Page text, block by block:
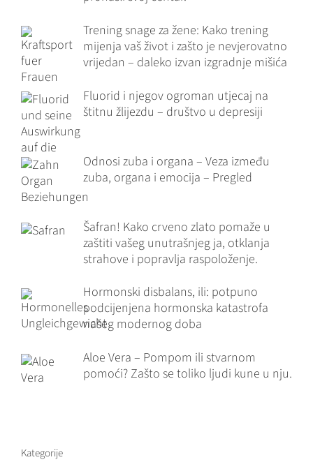
Trening snage za žene: Kako trening
mijenja vaš život i zašto je nevjerovatno
vrijedan – daleko izvan izgradnje mišića
Fluorid i njegov ogroman utjecaj na
štitnu žlijezdu – društvo u depresiji
Odnosi zuba i organa – Veza između
zuba, organa i emocija – Pregled
Šafran! Kako crveno zlato pomaže u
zaštiti vašeg unutrašnjeg ja, otklanja
strahove i popravlja raspoloženje.
Hormonski disbalans, ili: potpuno
podcijenjena hormonska katastrofa
našeg modernog doba
Aloe Vera – Pompom ili stvarnom
pomoći? Zašto se toliko ljudi kune u nju.
Kategorije